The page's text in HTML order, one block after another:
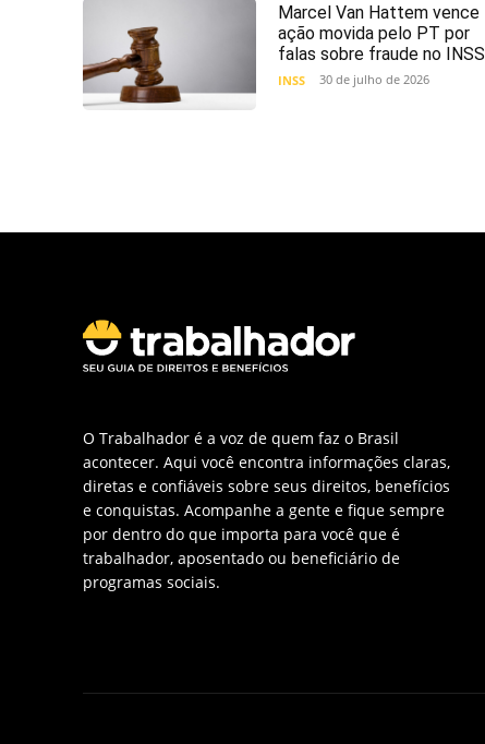
Marcel Van Hattem vence
ação movida pelo PT por
falas sobre fraude no INSS
INSS 30 de julho de 2026
O Trabalhador é a voz de quem faz o Brasil
acontecer. Aqui você encontra informações claras,
diretas e confiáveis sobre seus direitos, benefícios
e conquistas. Acompanhe a gente e fique sempre
por dentro do que importa para você que é
trabalhador, aposentado ou beneficiário de
programas sociais.